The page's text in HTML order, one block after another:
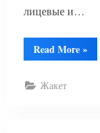
лицевые и…
Read More
жакет
»
Жакет